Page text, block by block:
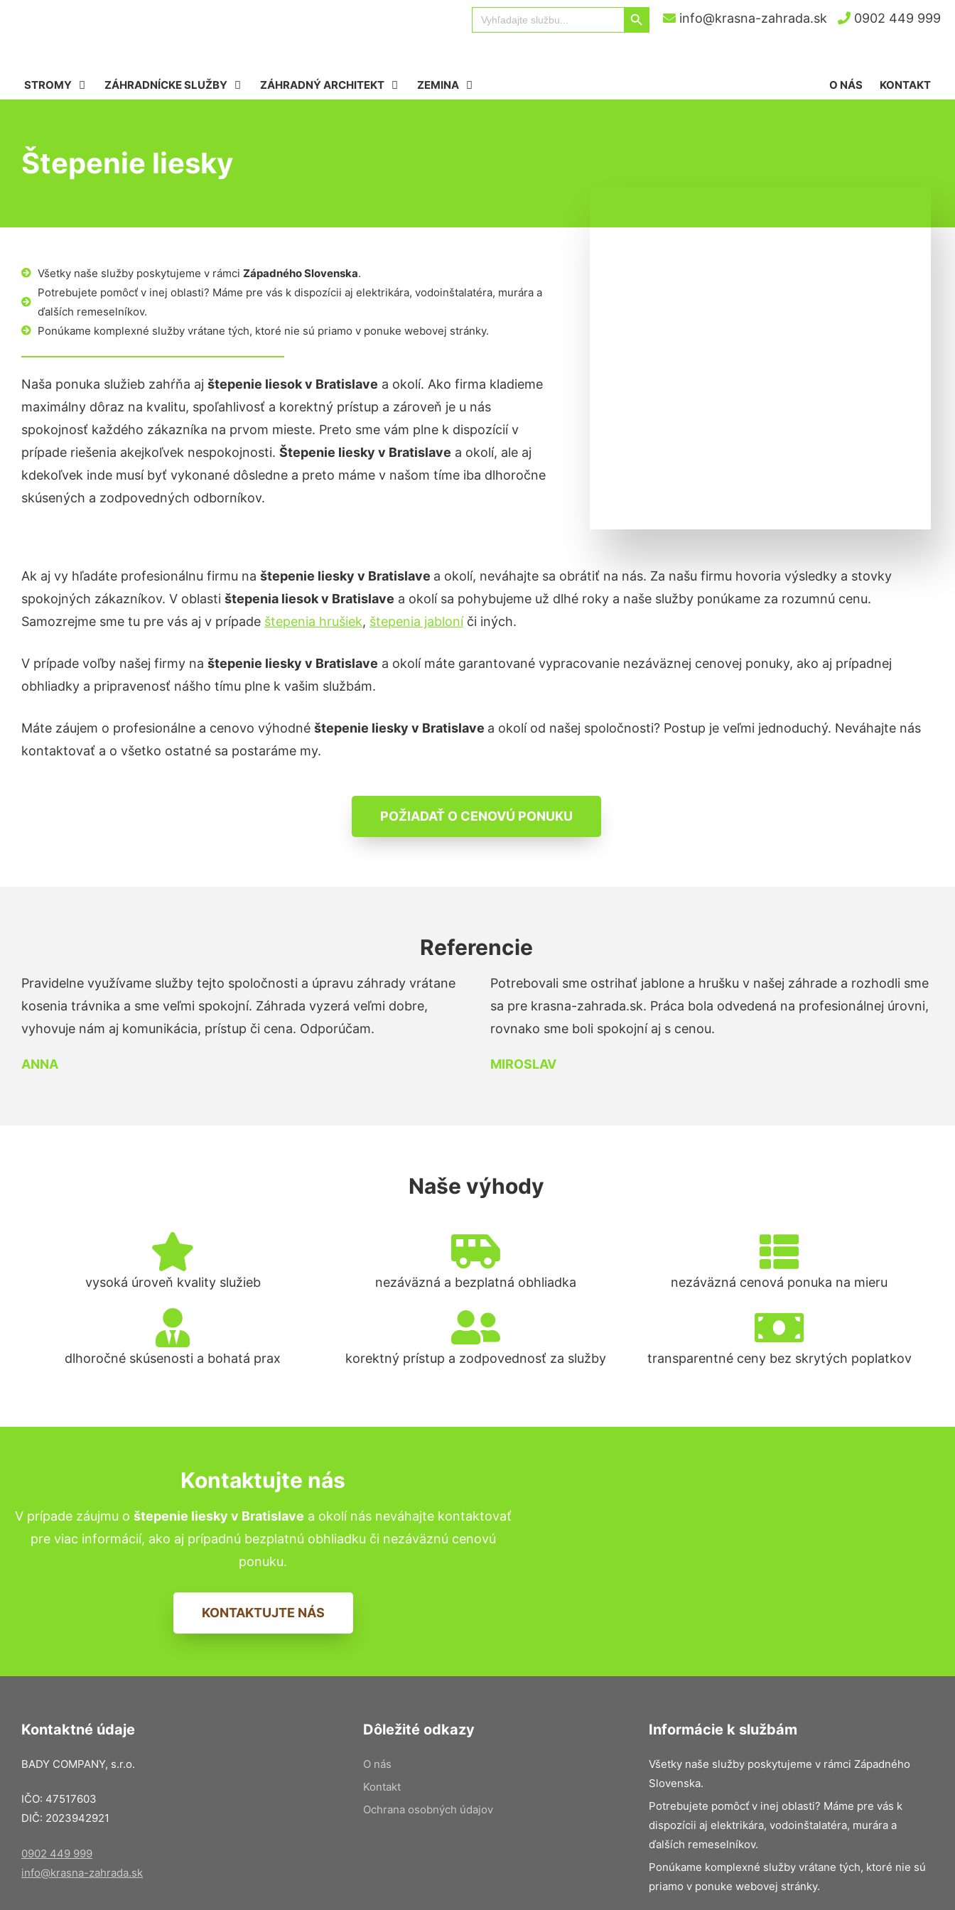
Search
for:
Search Button
info@krasna-zahrada.sk 0902 449 999
STROMY ZÁHRADNÍCKE SLUŽBY ZÁHRADNÝ ARCHITEKT ZEMINA KONTAKT
O NÁS
Štepenie liesky
Všetky naše služby poskytujeme v rámci Západného Slovenska.
Potrebujete pomôcť v inej oblasti? Máme pre vás k dispozícii aj elektrikára, vodoinštalatéra, murára a
ďalších remeselníkov.
Ponúkame komplexné služby vrátane tých, ktoré nie sú priamo v ponuke webovej stránky.
Naša ponuka služieb zahŕňa aj štepenie liesokv Bratislave a okolí. Ako firma kladieme
maximálny dôraz na kvalitu, spoľahlivosť a korektný prístup a zároveň je u nás
spokojnosť každého zákazníka na prvom mieste. Preto sme vám plne k dispozícií v
prípade riešenia akejkoľvek nespokojnosti. Štepenie liesky v Bratislave a okolí, ale aj
kdekoľvek inde musí byť vykonané dôsledne a preto máme v našom tíme iba dlhoročne
skúsených a zodpovedných odborníkov.
Ak aj vy hľadáte profesionálnu firmu na štepenie liesky v Bratislave a okolí, neváhajte sa obrátiť na nás. Za našu firmu hovoria výsledky a stovky
spokojných zákazníkov. V oblasti štepenia liesokv Bratislave a okolí sa pohybujeme už dlhé roky a naše služby ponúkame za rozumnú cenu.
Samozrejme sme tu pre vás aj v prípade štepenia hrušiek, štepenia jabloníči iných.
V prípade voľby našej firmy na štepenie liesky v Bratislave a okolí máte garantované vypracovanie nezáväznej cenovej ponuky, ako aj prípadnej
obhliadky a pripravenosť nášho tímu plne k vašim službám.
Máte záujem o profesionálne a cenovo výhodné štepenie liesky v Bratislave a okolí od našej spoločnosti? Postup je veľmi jednoduchý. Neváhajte nás
kontaktovať a o všetko ostatné sa postaráme my.
POŽIADAŤ O CENOVÚ PONUKU
Referencie
Pravidelne využívame služby tejto spoločnosti a úpravu záhrady vrátane
kosenia trávnika a sme veľmi spokojní. Záhrada vyzerá veľmi dobre,
vyhovuje nám aj komunikácia, prístup či cena. Odporúčam.
ANNA
Potrebovali sme ostrihať jablone a hrušku v našej záhrade a rozhodli sme
sa pre krasna-zahrada.sk. Práca bola odvedená na profesionálnej úrovni,
rovnako sme boli spokojní aj s cenou.
MIROSLAV
Naše výhody
vysoká úroveň kvality služieb nezáväzná a bezplatná obhliadka nezáväzná cenová ponuka na mieru
dlhoročné skúsenosti a bohatá prax korektný prístup a zodpovednosť za služby transparentné ceny bez skrytých poplatkov
Kontaktujte nás
V prípade záujmu o štepenie liesky v Bratislave a okolí nás neváhajte kontaktovať
pre viac informácií, ako aj prípadnú bezplatnú obhliadku či nezáväznú cenovú
ponuku.
KONTAKTUJTE NÁS
Kontaktné údaje
BADY COMPANY, s.r.o.
IČO: 47517603
DIČ: 2023942921
0902 449 999
info@krasna-zahrada.sk
Dôležité odkazy
O nás
Kontakt
Ochrana osobných údajov
Informácie k službám
Všetky naše služby poskytujeme v rámci Západného
Slovenska.
Potrebujete pomôcť v inej oblasti? Máme pre vás k
dispozícii aj elektrikára, vodoinštalatéra, murára a
ďalších remeselníkov.
Ponúkame komplexné služby vrátane tých, ktoré nie sú
priamo v ponuke webovej stránky.